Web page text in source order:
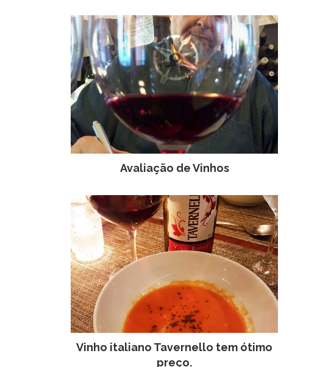
Avaliação de Vinhos
Vinho italiano Tavernello tem ótimo
preço.